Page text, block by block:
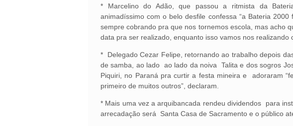
* Marcelino do Adão, que passou a ritmista da
animadíssimo com o belo desfile confessa “a Bateria
sempre cobrando pra que nos tornemos escola, mas acho
data pra ser realizado, enquanto isso vamos nos realizando
* Delegado Cezar Felipe, retornando ao trabalho depois
de samba, ao lado ao lado da noiva Talita e dos sogros
Piquiri, no Paraná pra curtir a festa mineira e adoraram
primeiro de muitos outros”, declaram.
* Mais uma vez a arquibancada rendeu dividendos para
arrecadação será Santa Casa de Sacramento e o público